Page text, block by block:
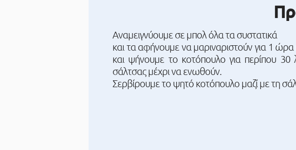
Αναμειγνύουμε σε μπολ όλα τα συστατικά
και τα αφήνουμε να μαριναριστούν για 1
και ψήνουμε το κοτόπουλο για περίπου
σάλτσας μέχρι να ενωθούν.
Σερβίρουμε το ψητό κοτόπουλο μαζί με τη